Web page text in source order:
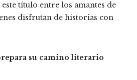
título entre los amantes de
disfrutan de historias con
su camino literario